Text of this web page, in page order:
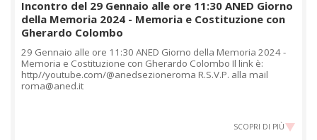
Incontro del 29 Gennaio alle ore 11:30 ANED Giorno
della Memoria 2024 - Memoria e Costituzione con
Gherardo Colombo
29 Gennaio alle ore 11:30 ANED Giorno della Memoria 2024 -
Memoria e Costituzione con Gherardo Colombo Il link è:
http//youtube.com/@anedsezioneroma R.S.V.P. alla mail
roma@aned.it
SCOPRI DI PIÙ